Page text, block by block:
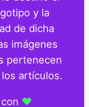
y la
de dicha
imágenes
pertenecen
artículos.
❤